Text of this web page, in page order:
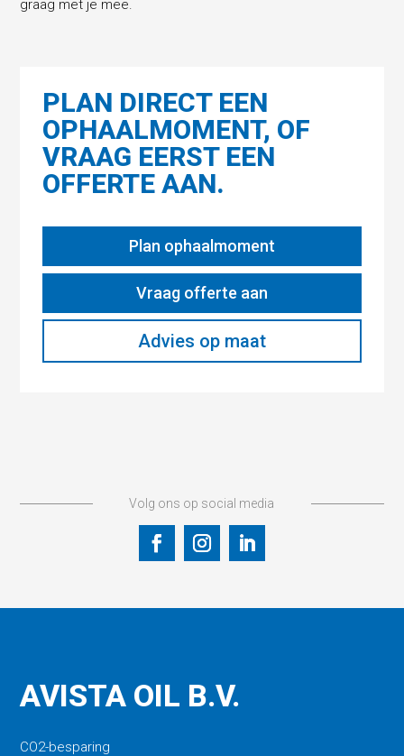
graag met je mee.
PLAN DIRECT EEN
OPHAALMOMENT, OF
VRAAG EERST EEN
OFFERTE AAN.
Plan ophaalmoment
Vraag offerte aan
Advies op maat
Volg ons op social media
AVISTA OIL B.V.
CO2-besparing